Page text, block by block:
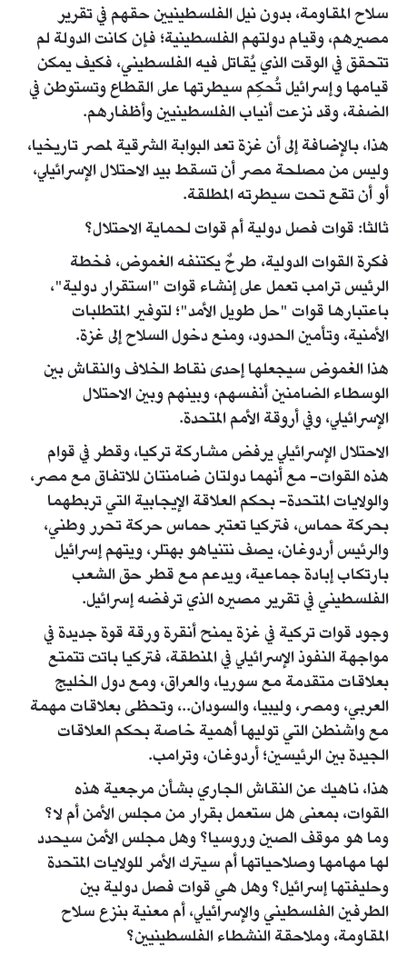
سلاح المقاومة، بدون نيل الفلسطينيين حقهم في تقرير
مصيرهم، وقيام دولتهم الفلسطينية؛ فإن كانت الدولة لم
تتحقق في الوقت الذي يُقاتل فيه الفلسطيني، فكيف يمكن
قيامها وإسرائيل تُحكِم سيطرتها على القطاع وتستوطن في
الضفة، وقد نزعت أنياب الفلسطينيين وأظفارهم.
هذا، بالإضافة إلى أن غزة تعد البوابة الشرقية لمصر تاريخيا،
وليس من مصلحة مصر أن تسقط بيد الاحتلال الإسرائيلي،
أو أن تقع تحت سيطرته المطلقة.
ثالثا: قوات فصل دولية أم قوات لحماية الاحتلال؟
فكرة القوات الدولية، طرحٌ يكتنفه الغموض، فخطة
الرئيس ترامب تعمل على إنشاء قوات "استقرار دولية"،
باعتبارها قوات "حل طويل الأمد"؛ لتوفير المتطلبات
الأمنية، وتأمين الحدود، ومنع دخول السلاح إلى غزة.
هذا الغموض سيجعلها إحدى نقاط الخلاف والنقاش بين
الوسطاء الضامنين أنفسهم، وبينهم وبين الاحتلال
الإسرائيلي، وفي أروقة الأمم المتحدة.
الاحتلال الإسرائيلي يرفض مشاركة تركيا، وقطر في قوام
هذه القوات- مع أنهما دولتان ضامنتان للاتفاق مع مصر،
والولايات المتحدة- بحكم العلاقة الإيجابية التي تربطهما
بحركة حماس، فتركيا تعتبر حماس حركة تحرر وطني،
والرئيس أردوغان، يصف نتنياهو بهتلر، ويتهم إسرائيل
بارتكاب إبادة جماعية، ويدعم مع قطر حق الشعب
الفلسطيني في تقرير مصيره الذي ترفضه إسرائيل.
وجود قوات تركية في غزة يمنح أنقرة ورقة قوة جديدة في
مواجهة النفوذ الإسرائيلي في المنطقة، فتركيا باتت تتمتع
بعلاقات متقدمة مع سوريا، والعراق، ومع دول الخليج
العربي، ومصر، وليبيا، والسودان..، وتحظى بعلاقات مهمة
مع واشنطن التي توليها أهمية خاصة بحكم العلاقات
الجيدة بين الرئيسين؛ أردوغان، وترامب.
هذا، ناهيك عن النقاش الجاري بشأن مرجعية هذه
القوات، بمعنى هل ستعمل بقرار من مجلس الأمن أم لا؟
وما هو موقف الصين وروسيا؟ وهل مجلس الأمن سيحدد
لها مهامها وصلاحياتها أم سيترك الأمر للولايات المتحدة
وحليفتها إسرائيل؟ وهل هي قوات فصل دولية بين
الطرفين الفلسطيني والإسرائيلي، أم معنية بنزع سلاح
المقاومة، وملاحقة النشطاء الفلسطينيين؟